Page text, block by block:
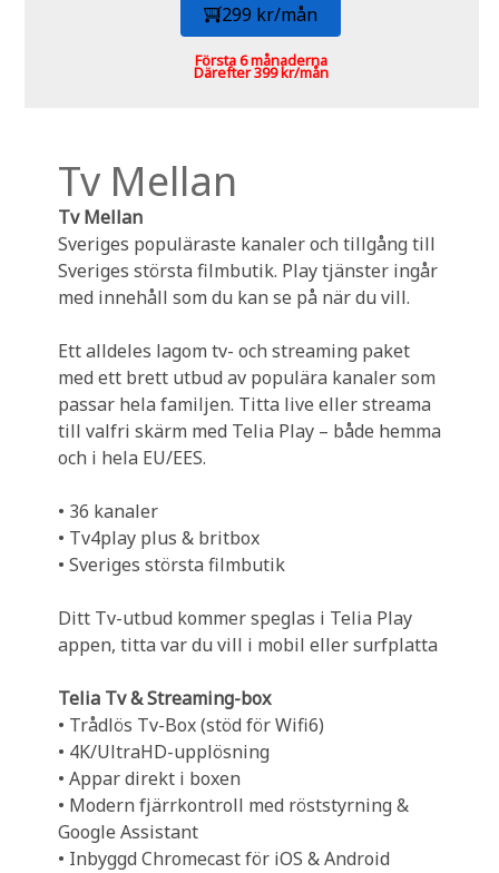
299 kr/mån
Första 6 månaderna
Därefter 399 kr/mån
Tv Mellan
Tv Mellan
Sveriges populäraste kanaler och tillgång till
Sveriges största filmbutik. Play tjänster ingår
med innehåll som du kan se på när du vill.
Ett alldeles lagom tv- och streaming paket
med ett brett utbud av populära kanaler som
passar hela familjen. Titta live eller streama
till valfri skärm med Telia Play – både hemma
och i hela EU/EES.
• 36 kanaler
• Tv4play plus & britbox
• Sveriges största filmbutik
Ditt Tv-utbud kommer speglas i Telia Play
appen, titta var du vill i mobil eller surfplatta
Telia Tv & Streaming-box
• Trådlös Tv-Box (stöd för Wifi6)
• 4K/UltraHD-upplösning
• Appar direkt i boxen
• Modern fjärrkontroll med röststyrning &
Google Assistant
• Inbyggd Chromecast för iOS & Android